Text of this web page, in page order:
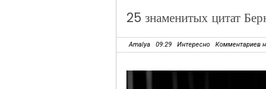
25 знаменитых цитат
Amalya 09:29 Интересно Комментариев